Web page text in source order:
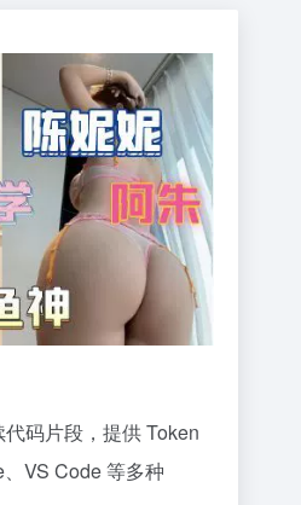
码片段，提供 Token
VS Code 等多种